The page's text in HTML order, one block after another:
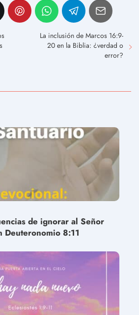
La inclusión de Marcos 16:9-
20 en la Biblia: ¿verdad o
error?
de ignorar al Señor
Deuteronomio 8:11